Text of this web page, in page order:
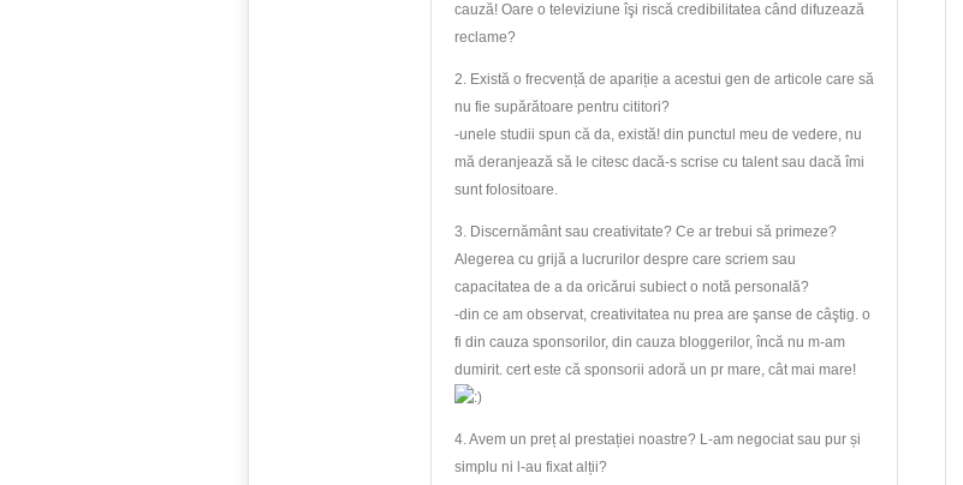
cauză! Oare o televiziune îşi riscă credibilitatea când difuzează
reclame?
2. Există o frecvență de apariție a acestui gen de articole care să
nu fie supărătoare pentru cititori?
-unele studii spun că da, există! din punctul meu de vedere, nu
mă deranjează să le citesc dacă-s scrise cu talent sau dacă îmi
sunt folositoare.
3. Discernământ sau creativitate? Ce ar trebui să primeze?
Alegerea cu grijă a lucrurilor despre care scriem sau
capacitatea de a da oricărui subiect o notă personală?
-din ce am observat, creativitatea nu prea are şanse de câştig. o
fi din cauza sponsorilor, din cauza bloggerilor, încă nu m-am
dumirit. cert este că sponsorii adoră un pr mare, cât mai mare!
4. Avem un preț al prestației noastre? L-am negociat sau pur și
simplu ni l-au fixat alții?